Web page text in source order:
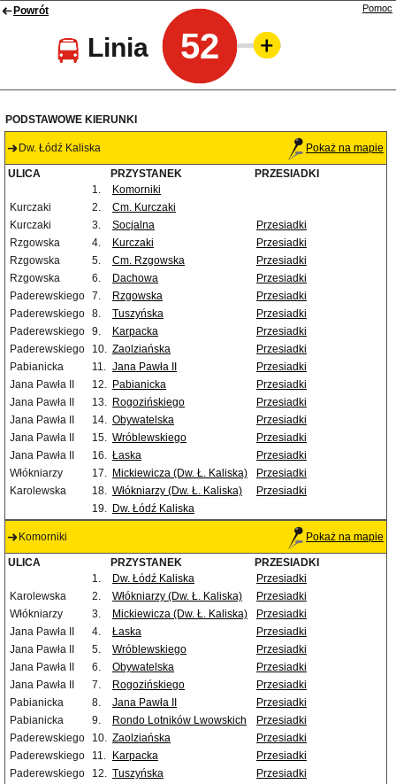
Powrót
Linia 52
Pomoc
PODSTAWOWE KIERUNKI
Dw. Łódź Kaliska Pokaż na mapie
ULICA PRZYSTANEK
PRZESIADKI
1.
Komorniki
Kurczaki
2.
Cm. Kurczaki
Kurczaki
3. Socjalna
Przesiadki
Rzgowska
4. Kurczaki
Przesiadki
Rzgowska
5. Cm. Rzgowska
Przesiadki
Rzgowska
6. Dachowa
Przesiadki
Paderewskiego 7. Rzgowska
Przesiadki
Paderewskiego 8. Tuszyńska
Przesiadki
Paderewskiego 9. Karpacka
Przesiadki
Paderewskiego
10. Zaolziańska
Przesiadki
Pabianicka
11. Jana Pawła II
Przesiadki
Jana Pawła II
12. Pabianicka
Przesiadki
Jana Pawła II
13. Rogozińskiego
Przesiadki
Jana Pawła II
14. Obywatelska
Przesiadki
Jana Pawła II
15. Wróblewskiego
Przesiadki
Jana Pawła II
16. Łaska
Przesiadki
Włókniarzy
17. Mickiewicza (Dw. Ł. Kaliska)
Przesiadki
Karolewska
18. Włókniarzy (Dw. Ł. Kaliska)
Przesiadki
19. Dw. Łódź Kaliska
Komorniki Pokaż na mapie
ULICA PRZYSTANEK
PRZESIADKI
1.
Dw. Łódź Kaliska
Przesiadki
Karolewska
2. Włókniarzy (Dw. Ł. Kaliska)
Przesiadki
Włókniarzy
3. Mickiewicza (Dw. Ł. Kaliska)
Przesiadki
Jana Pawła II
4. Łaska
Przesiadki
Jana Pawła II
5. Wróblewskiego
Przesiadki
Jana Pawła II
6. Obywatelska
Przesiadki
Jana Pawła II
7. Rogozińskiego
Przesiadki
Pabianicka
8. Jana Pawła II
Przesiadki
Pabianicka
9. Rondo Lotników Lwowskich
Przesiadki
Paderewskiego
10. Zaolziańska
Przesiadki
Paderewskiego
11. Karpacka
Przesiadki
Paderewskiego
12. Tuszyńska Przesiadki